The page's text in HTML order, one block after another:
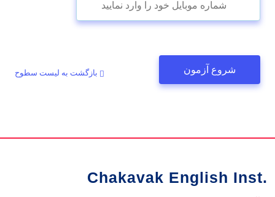
شروع آزمون بازگشت به لیست سطوح
Chakavak English Inst.